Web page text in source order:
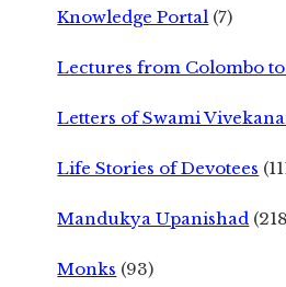
Knowledge Portal (7)
Lectures from Colombo
Letters of Swami
Life Stories of Devotees
Mandukya Upanishad
Monks (93)